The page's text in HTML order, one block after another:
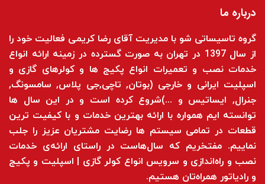
درباره ما
گروه تاسیساتی شو با مدیریت آقای رضا کریمی فعالیت خود را
از سال 1397 در تهران به صورت گسترده در زمینه ارائه انواع
خدمات نصب و تعمیرات انواع پکیج ها و کولرهای گازی و
اسپلیت ایرانی و خارجی (بوتان, تاچی,جی پلاس, سامسونگ,
جنرال, ایساتیس و ...)شروع کرده است و در این سال ها
توانسته ایم همواره با ارائه بهترین خدمات و با کیفیت ترین
قطعات در تمامی سیستم ها رضایت مشتریان عزیز را جلب
نماییم. مفتخریم که سال‌هاست در راستای ارائه‌ی خدمات
نصب و راه‌اندازی و سرویس انواع کولر گازی | اسپلیت و پکیج
و رادیاتور همراه‌تان هستیم.